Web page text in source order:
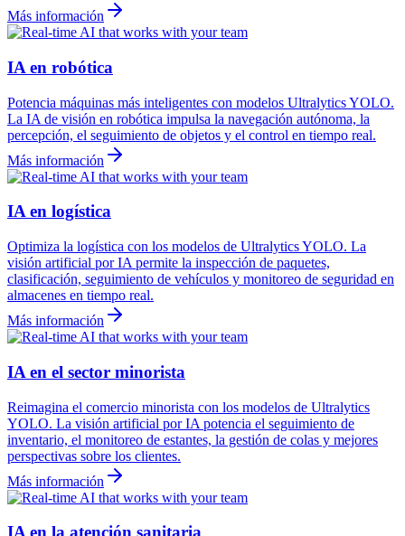
Más información
IA en robótica
Potencia máquinas más inteligentes con modelos Ultralytics YOLO.
La IA de visión en robótica impulsa la navegación autónoma, la
percepción, el seguimiento de objetos y el control en tiempo real.
Más información
IA en logística
Optimiza la logística con los modelos de Ultralytics YOLO. La
visión artificial por IA permite la inspección de paquetes,
clasificación, seguimiento de vehículos y monitoreo de seguridad en
almacenes en tiempo real.
Más información
IA en el sector minorista
Reimagina el comercio minorista con los modelos de Ultralytics
YOLO. La visión artificial por IA potencia el seguimiento de
inventario, el monitoreo de estantes, la gestión de colas y mejores
perspectivas sobre los clientes.
Más información
IA en la atención sanitaria